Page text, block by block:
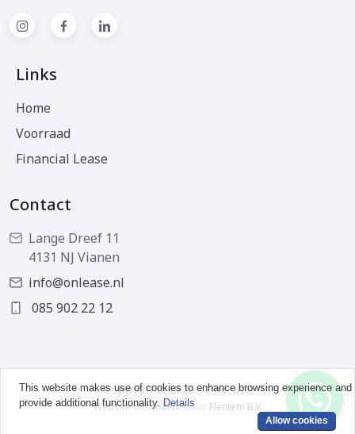
Links
Home
Voorraad
Financial Lease
Contact
Lange Dreef 11
4131 NJ Vianen
info@onlease.nl
085 902 22 12
Copyright © 2026 - OnLease
Website ontwikkeld door Flentem B.V.
This website makes use of cookies to enhance browsing experience and
provide additional functionality. Details
Allow cookies